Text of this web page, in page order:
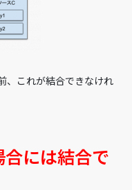
、これが結合できなけれ
には結合で